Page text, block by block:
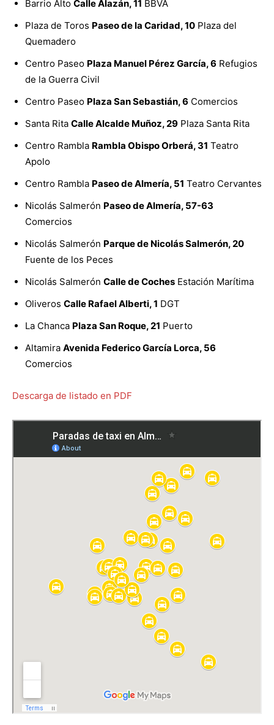
Barrio Alto Calle Alazán, 11 BBVA
Plaza de Toros Paseo de la Caridad, 10 Plaza del
Quemadero
Centro Paseo Plaza Manuel Pérez García, 6 Refugios
de la Guerra Civil
Centro Paseo Plaza San Sebastián, 6 Comercios
Santa Rita Calle Alcalde Muñoz, 29 Plaza Santa Rita
Centro Rambla Rambla Obispo Orberá, 31 Teatro
Apolo
Centro Rambla Paseo de Almería, 51 Teatro Cervantes
Nicolás Salmerón Paseo de Almería, 57-63
Comercios
Nicolás Salmerón Parque de Nicolás Salmerón, 20
Fuente de los Peces
Nicolás Salmerón Calle de Coches Estación Marítima
Oliveros Calle Rafael Alberti, 1 DGT
La Chanca Plaza San Roque, 21 Puerto
Altamira Avenida Federico García Lorca, 56
Comercios
Descarga de listado en PDF